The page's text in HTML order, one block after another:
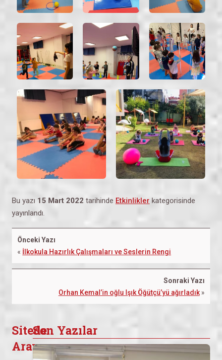
Bu yazı 15 Mart 2022 tarihinde Etkinlikler kategorisinde
yayınlandı.
Önceki Yazı
« İlkokula Hazırlık Çalışmaları ve Seslerin Rengi
Sonraki Yazı
Orhan Kemal’in oğlu Işık Öğütçü’yü ağırladık»
Sitede
Arayın
Son Yazılar